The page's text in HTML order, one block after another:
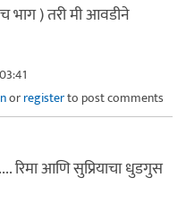
भाग ) तरी मी आवडीने
orregisterto post comments
आणि सुप्रियाचा धुडगुस